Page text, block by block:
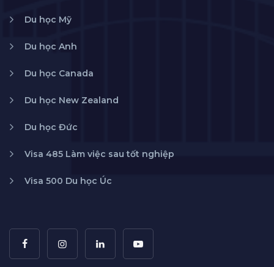
Du học Mỹ
Du học Anh
Du học Canada
Du học New Zealand
Du học Đức
Visa 485 Làm việc sau tốt nghiệp
Visa 500 Du học Úc